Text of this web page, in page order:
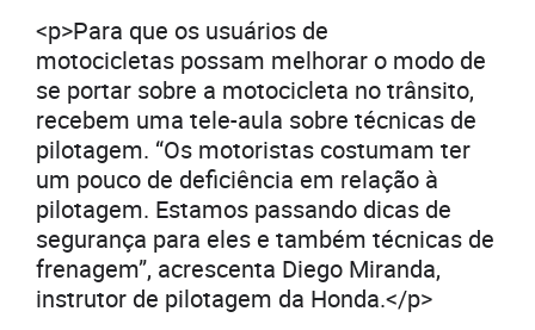
<p>Para que os usuários de
motocicletas possam melhorar o modo de
se portar sobre a motocicleta no trânsito,
recebem uma tele-aula sobre técnicas de
pilotagem. “Os motoristas costumam ter
um pouco de deficiência em relação à
pilotagem. Estamos passando dicas de
segurança para eles e também técnicas de
frenagem”, acrescenta Diego Miranda,
instrutor de pilotagem da Honda.</p>